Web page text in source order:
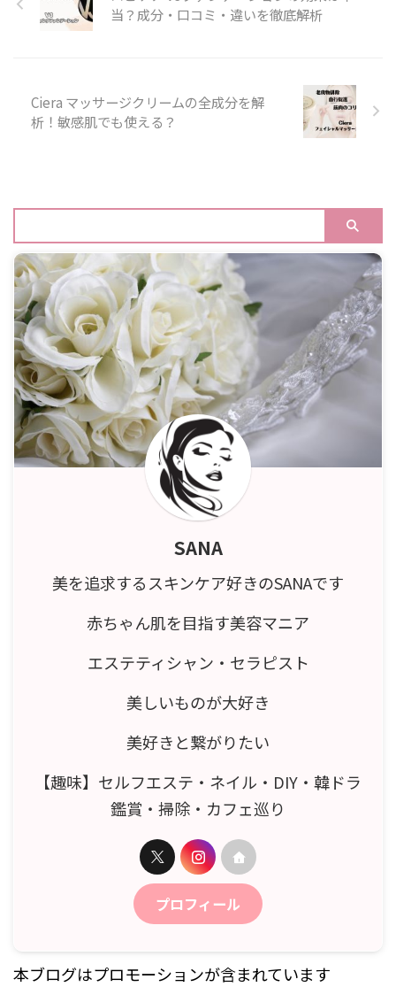
当？成分・口コミ・違いを徹底解析
Ciera マッサージクリームの全成分を解
析！敏感肌でも使える？
SANA
美を追求するスキンケア好きのSANAです
赤ちゃん肌を目指す美容マニア
エステティシャン・セラピスト
美しいものが大好き
美好きと繋がりたい
【趣味】セルフエステ・ネイル・DIY・韓ドラ
鑑賞・掃除・カフェ巡り
プロフィール
本ブログはプロモーションが含まれています